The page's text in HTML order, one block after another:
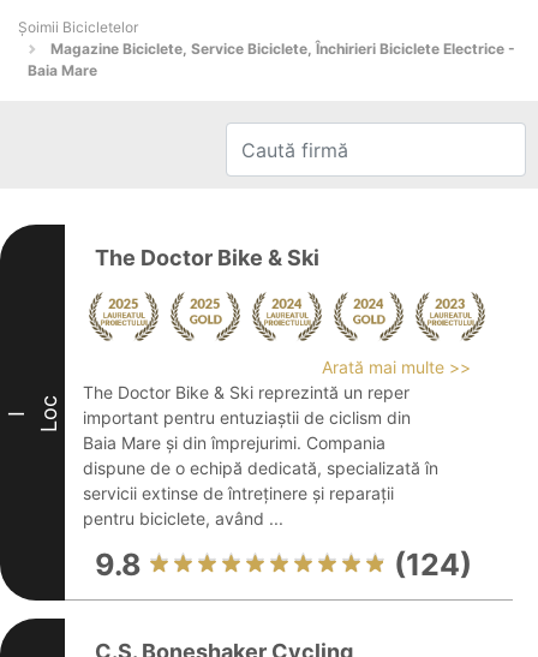
Șoimii Bicicletelor
Magazine Biciclete, Service Biciclete, Închirieri Biciclete Electrice -
Baia Mare
I Loc
The Doctor Bike & Ski
Arată mai multe >>
The Doctor Bike & Ski reprezintă un reper
important pentru entuziaștii de ciclism din
Baia Mare și din împrejurimi. Compania
dispune de o echipă dedicată, specializată în
servicii extinse de întreținere și reparații
pentru biciclete, având ...
9.8 (124)
C.S. Boneshaker Cycling